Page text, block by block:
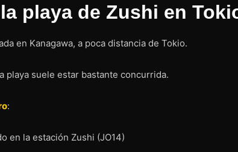
playa de Zushi en
en Kanagawa, a poca distancia de Tokio.
playa suele estar bastante concurrida.
:
en la estación Zushi (JO14)